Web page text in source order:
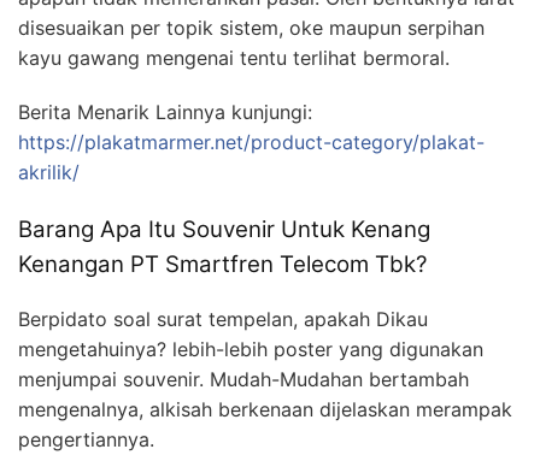
disesuaikan per topik sistem, oke maupun serpihan
kayu gawang mengenai tentu terlihat bermoral.
Berita Menarik Lainnya kunjungi:
https://plakatmarmer.net/product-category/plakat-
akrilik/
Barang Apa Itu Souvenir Untuk Kenang
Kenangan PT Smartfren Telecom Tbk?
Berpidato soal surat tempelan, apakah Dikau
mengetahuinya? lebih-lebih poster yang digunakan
menjumpai souvenir. Mudah-Mudahan bertambah
mengenalnya, alkisah berkenaan dijelaskan merampak
pengertiannya.